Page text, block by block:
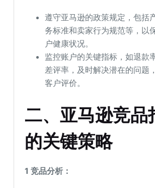
遵守亚马逊的政策规定，包括
务标准和卖家行为规范等，以
户健康状况。
监控账户的关键指标，如退款
差评率，及时解决潜在的问题
客户评价。
二、亚马逊竞品
的关键策略
1 竞品分析：